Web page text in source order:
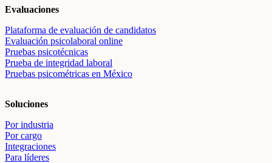
Evaluaciones
Plataforma de evaluación de candidatos
Evaluación psicolaboral online
Pruebas psicotécnicas
Prueba de integridad laboral
Pruebas psicométricas en México
Soluciones
Por industria
Por cargo
Integraciones
Para líderes